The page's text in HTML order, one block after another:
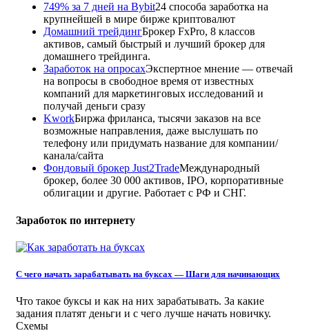
749% за 7 дней на Bybit24 способа заработка на
крупнейшей в мире бирже криптовалют
Домашний трейдингБрокер FxPro, 8 классов
активов, самый быстрый и лучший брокер для
домашнего трейдинга.
Заработок на опросахЭкспертное мнение — отвечай
на вопросы в свободное время от известных
компаний для маркетинговых исследований и
получай деньги сразу
KworkБиржа фриланса, тысячи заказов на все
возможные направления, даже выслушать по
телефону или придумать название для компании/
канала/сайта
Фондовый брокер Just2TradeМеждународный
брокер, более 30 000 активов, IPO, корпоративные
облигации и другие. Работает с РФ и СНГ.
Заработок по интернету
С чего начать зарабатывать на буксах — Шаги для начинающих
Что такое буксы и как на них зарабатывать. За какие
задания платят деньги и с чего лучше начать новичку.
Схемы